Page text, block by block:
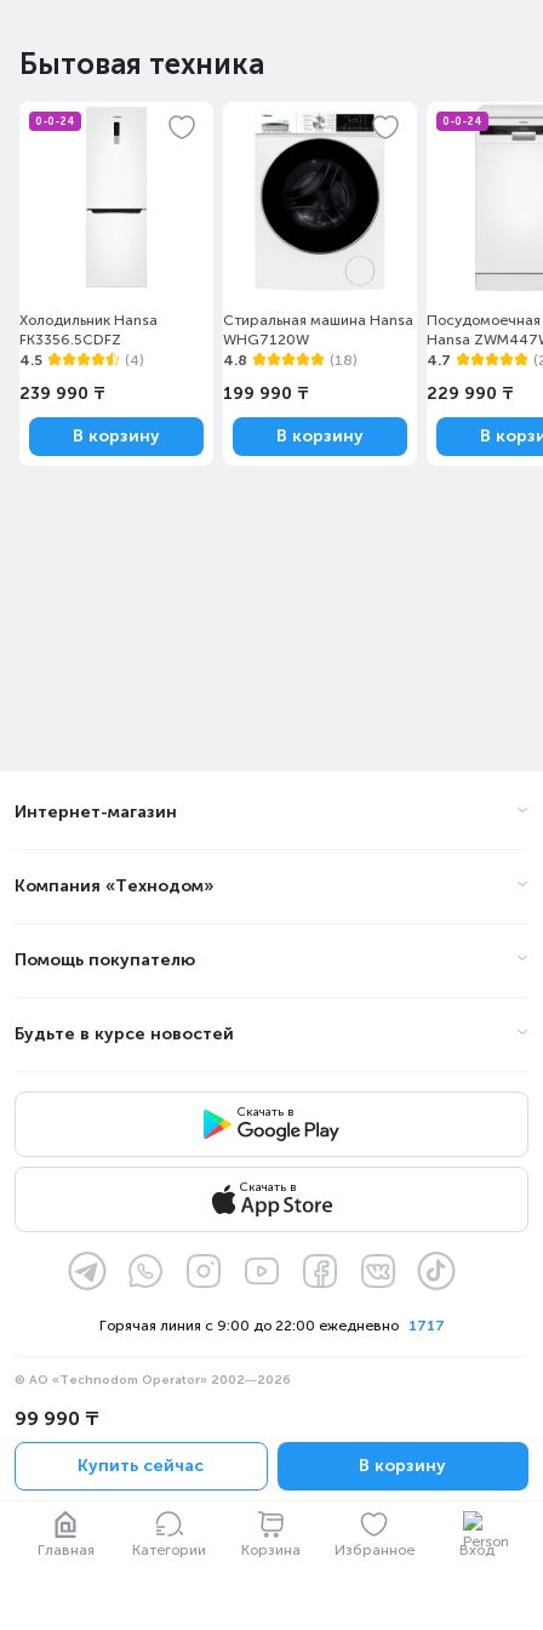
Главная Категории Корзина Избранное Вход
Бытовая техника
0-0-24
Холодильник Hansa
FK3356.5CDFZ
4.5
(4)
239 990 ₸
В корзину
Стиральная машина Hansa
WHG7120W
4.8
(18)
199 990 ₸
В корзину
0-0-24
Hansa
4.7
229 990 ₸
В
99 990 ₸
Купить сейчас В корзину
Интернет-магазин
Компания «Технодом»
Помощь покупателю
Будьте в курсе новостей
Скачать в
Скачать в
1717
Горячая линия с 9:00 до 22:00 ежедневно
© АО «Technodom Operator» 2002—2026
Политика конфиденциальности